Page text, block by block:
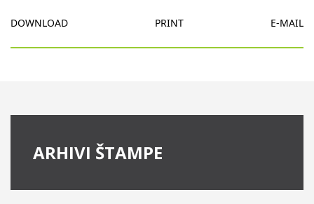
DOWNLOAD PRINT E-MAIL
ARHIVI ŠTAMPE